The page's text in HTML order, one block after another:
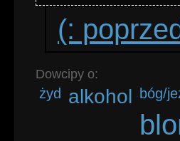
(:
Dowcipy o:
żyd alkohol bóg/